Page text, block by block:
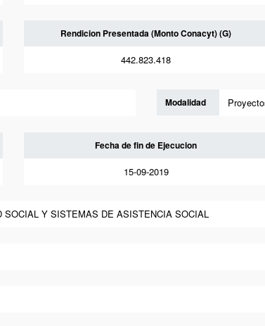
Rendicion Presentada (Monto Conacyt) (G)
442.823.418
Modalidad
Fecha de fin de Ejecucion
15-09-2019
SOCIAL Y SISTEMAS DE ASISTENCIA SOCIAL